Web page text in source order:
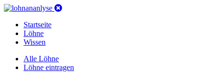
Startseite
Löhne
Wissen
Alle Löhne
Löhne eintragen